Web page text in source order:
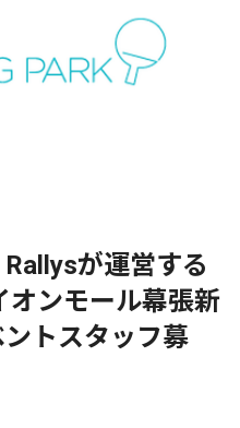
Rallysが運営する
オンモール幕張新
トスタッフ募